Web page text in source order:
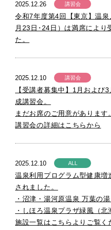
2025.12.26 講習会
令和7年度第4回【東京】温
月23日･24日）は満席により
た。
2025.12.10 講習会
【受講者募集中】1月および
成講習会。
まだお席のご用意があります。
講習会の詳細はこちらから
2025.12.10 ALL
温泉利用プログラム型健康
されました。
・沼津・湯河原温泉 万葉の
・しほろ温泉プラザ緑風（北
施設一覧はこちらよりご覧く